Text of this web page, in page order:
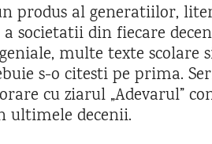
produs al generatiilor,
societatii din fiecare
multe texte
s-o citesti pe prima.
cu ziarul „Adevarul”
ultimele decenii.